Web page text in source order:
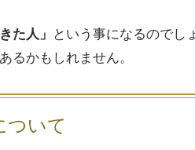
た人」
という事になるのでし
るかもしれません。
ついて